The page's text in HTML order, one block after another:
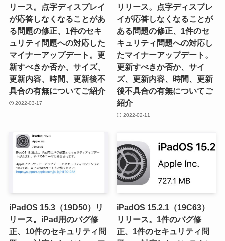
リース。点字ディスプレイ
が応答しなくなることがあ
る問題の修正、1件のセキ
ュリティ問題への対応した
マイナーアップデート。更
新すべきか否か、サイズ、
更新内容、時間、更新後不
具合の有無についてご紹介
2022-03-17
リリース。点字ディスプレ
イが応答しなくなることが
ある問題の修正、1件のセ
キュリティ問題への対応し
たマイナーアップデート。
更新すべきか否か、サイ
ズ、更新内容、時間、更新
後不具合の有無についてご
紹介
2022-02-11
iPadOS 15.3（19D50）リ
リース。iPad用のバグ修
正、10件のセキュリティ問
iPadOS 15.2.1（19C63）
リリース。1件のバグ修
正、1件のセキュリティ問